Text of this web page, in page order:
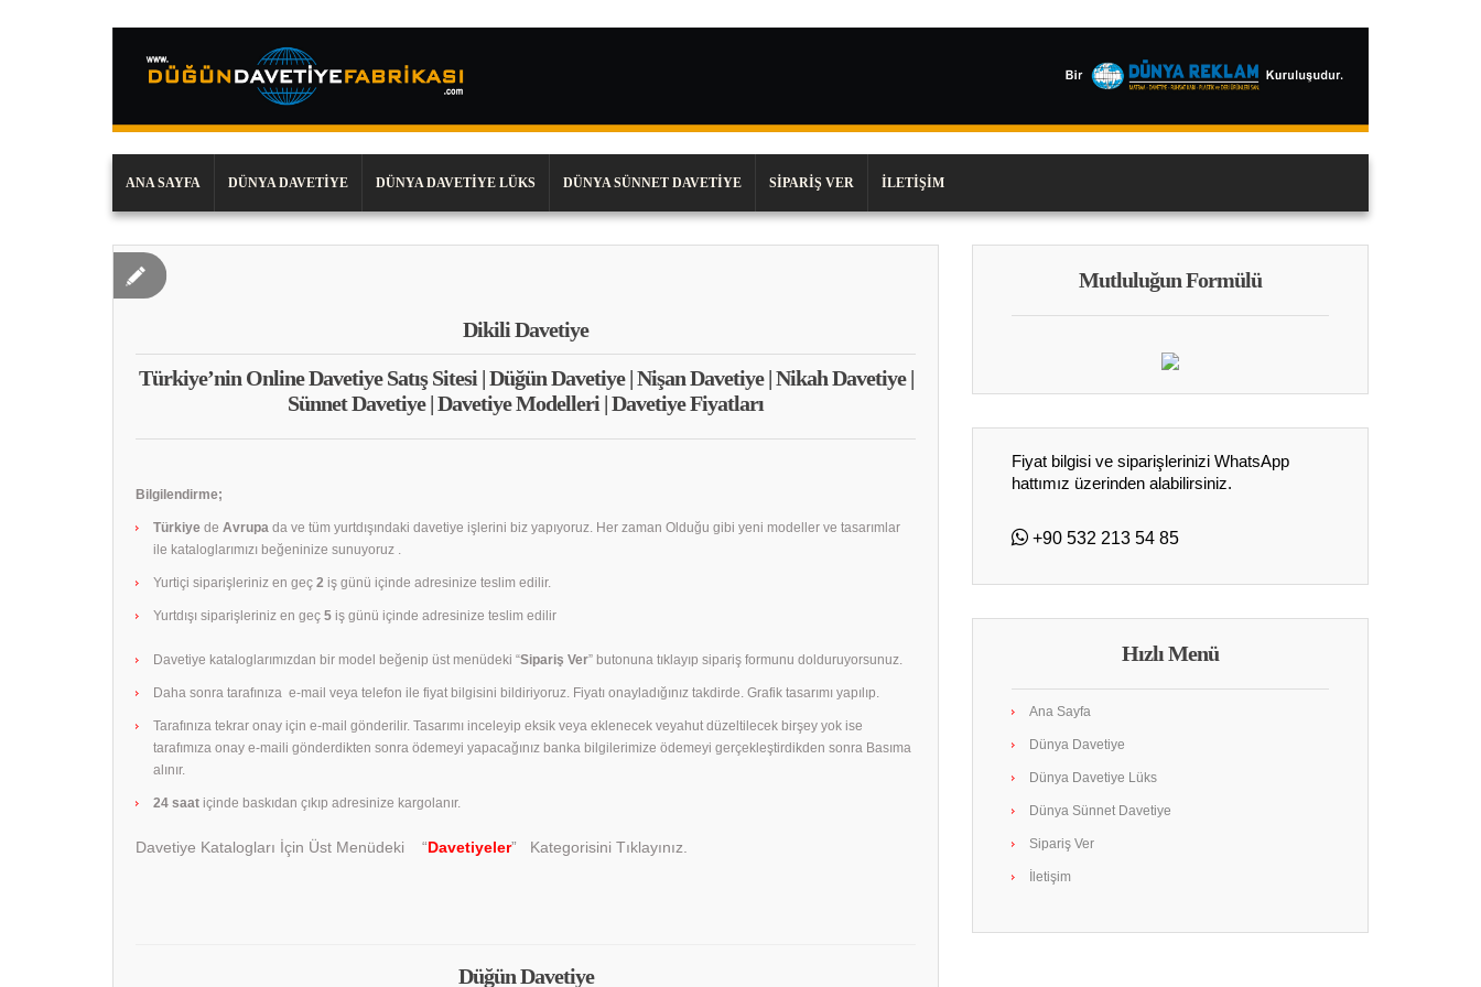
ANA SAYFA DÜNYA DAVETIYE DÜNYA DAVETIYE LÜKS DÜNYA SÜNNET DAVETIYE SIPARIŞ VER İLETIŞIM
Dikili Davetiye
Türkiye’nin Online Davetiye Satış Sitesi | Düğün Davetiye | Nişan Davetiye | Nikah Davetiye |
Sünnet Davetiye | Davetiye Modelleri | Davetiye Fiyatları
Bilgilendirme;
Türkiye de Avrupa da ve tüm yurtdışındaki davetiye işlerini biz yapıyoruz. Her zaman Olduğu gibi yeni modeller ve tasarımlar
ile kataloglarımızı beğeninize sunuyoruz .
Yurtiçi siparişleriniz en geç 2 iş günü içinde adresinize teslim edilir.
Yurtdışı siparişleriniz en geç 5 iş günü içinde adresinize teslim edilir
Davetiye kataloglarımızdan bir model beğenip üst menüdeki “Sipariş Ver” butonuna tıklayıp sipariş formunu dolduruyorsunuz.
Daha sonra tarafınıza e-mail veya telefon ile fiyat bilgisini bildiriyoruz. Fiyatı onayladığınız takdirde. Grafik tasarımı yapılıp.
Tarafınıza tekrar onay için e-mail gönderilir. Tasarımı inceleyip eksik veya eklenecek veyahut düzeltilecek birşey yok ise
tarafımıza onay e-maili gönderdikten sonra ödemeyi yapacağınız banka bilgilerimize ödemeyi gerçekleştirdikden sonra Basıma
alınır.
24 saat içinde baskıdan çıkıp adresinize kargolanır.
Davetiye Katalogları İçin Üst Menüdeki “Davetiyeler” Kategorisini Tıklayınız.
Düğün Davetiye
Mutluluğun Formülü
Fiyat bilgisi ve siparişlerinizi WhatsApp
hattımız üzerinden alabilirsiniz.
+90 532 213 54 85
Hızlı Menü
Ana Sayfa
Dünya Davetiye
Dünya Davetiye Lüks
Dünya Sünnet Davetiye
Sipariş Ver
İletişim